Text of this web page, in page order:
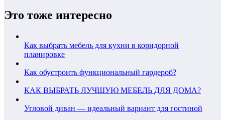
Это тоже интересно
Как выбрать мебель для кухни в коридорной
планировке
Как обустроить функциональный гардероб?
КАК ВЫБРАТЬ ЛУЧШУЮ МЕБЕЛЬ ДЛЯ ДОМА?
Угловой диван — идеальный вариант для гостиной